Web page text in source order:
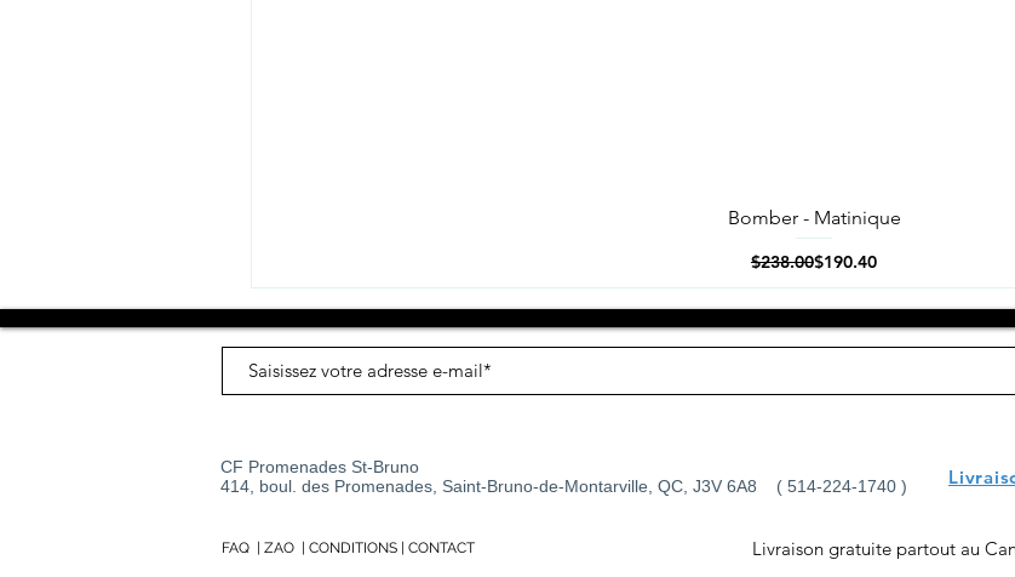
Quick View
Bomber - Matinique
Regular Price
$238.00Sale Price
$190.40
CF Promenades St-Bruno
414, boul. des Promenades, Saint-Bruno-de-Montarville, QC, J3V 6A8 ( 514-224-1740 )
FAQ | ZAO | CONDITIONS | CONTACT Livraison gratuite partout au